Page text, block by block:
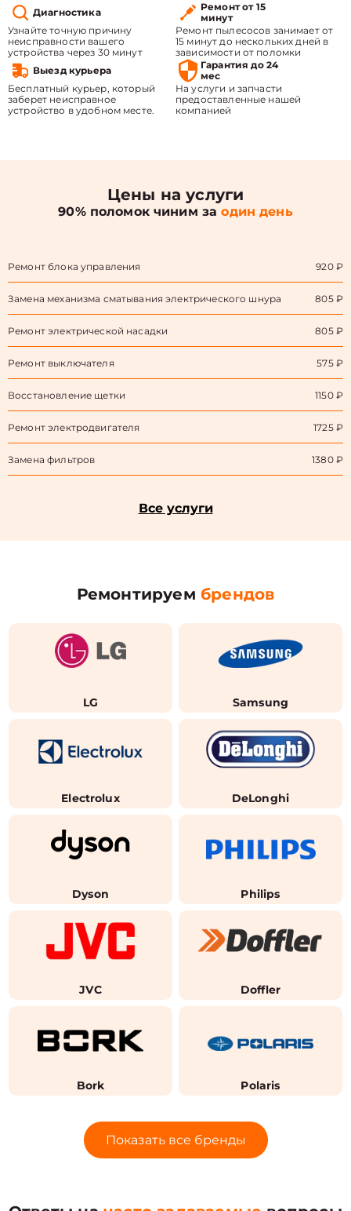
Диагностика
Узнайте точную причину
неисправности вашего
устройства через 30 минут
Ремонт от 15
минут
Ремонт пылесосов занимает от
15 минут до нескольких дней в
зависимости от поломки
Выезд курьера
Бесплатный курьер, который
заберет неисправное
устройство в удобном месте.
Гарантия до 24
мес
На услуги и запчасти
предоставленные нашей
компанией
Цены на услуги
90% поломок чиним заодин день
Ремонт блока управления 920 ₽
Замена механизма сматывания электрического шнура 805 ₽
Ремонт электрической насадки 805 ₽
Ремонт выключателя 575 ₽
Восстановление щетки 1150 ₽
Ремонт электродвигателя 1725 ₽
Замена фильтров 1380 ₽
Все услуги
Ремонтируем брендов
LG Samsung
Electrolux DeLonghi
Dyson Philips
JVC Doffler
Bork Polaris
Показать все бренды